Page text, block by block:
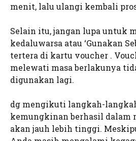
menit, lalu ulangi kembali
Selain itu, jangan lupa untuk
kedaluwarsa atau ‘Gunakan
tertera di kartu voucher .
melewati masa berlakunya
digunakan lagi.
dg mengikuti langkah-
kemungkinan berhasil dalam
akan jauh lebih tinggi.